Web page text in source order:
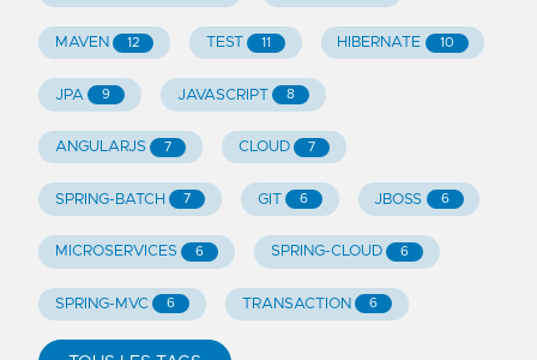
MAVEN 12 TEST 11 HIBERNATE 10
JPA 9 JAVASCRIPT 8
ANGULARJS 7 CLOUD 7
SPRING-BATCH 7 GIT 6 JBOSS 6
MICROSERVICES 6 SPRING-CLOUD 6
SPRING-MVC 6 TRANSACTION 6